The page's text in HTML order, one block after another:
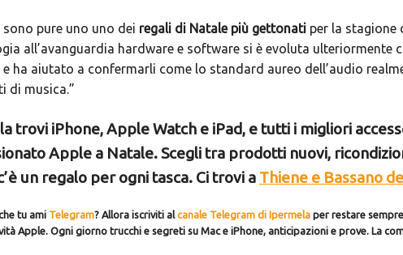
sono pure uno uno dei regali di Natale più gettonati per la stagione
all’avanguardia hardware e software si è evoluta ulteriormente
e ha aiutato a confermarli come lo standard aureo dell’audio
di musica.”
trovi iPhone, Apple Watch e iPad, e tutti i migliori
Apple a Natale. Scegli tra prodotti nuovi,
un regalo per ogni tasca. Ci trovi a Thiene e Bassano
tu ami Telegram? Allora iscriviti alcanale Telegram di Ipermela per restare
Apple. Ogni giorno trucchi e segreti su Mac e iPhone, anticipazioni e prove. La